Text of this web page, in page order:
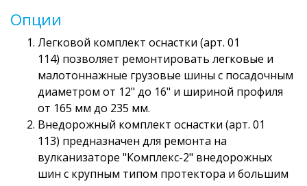
Опции
Легковой комплект оснастки (арт. 01
114) позволяет ремонтировать легковые и
малотоннажные грузовые шины с посадочным
диаметром от 12" до 16" и шириной профиля
от 165 мм до 235 мм.
Внедорожный комплект оснастки (арт. 01
113) предназначен для ремонта на
вулканизаторе "Комплекс-2" внедорожных
шин с крупным типом протектора и большим